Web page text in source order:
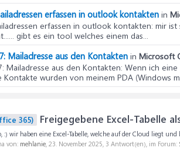
erfassen in outlook kontakten in
erfassen in outlook kontakten: mir
gibt es ein tool welches einem das...
Mailadresse aus den Kontakten in Microsoft
Mailadresse aus den Kontakten: Wenn ich
Kontakte wurden von meinem PDA (Windows
365) Freigegebene Excel-Tabelle
:) wir haben eine Excel-Tabelle, welche auf der Cloud liegt
von: mehlanie, 23. November 2025, 3 Antwort(en), im Forum: